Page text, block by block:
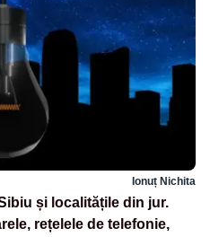
Ionuț Nichita
și localitățile din jur.
rețelele de telefonie,